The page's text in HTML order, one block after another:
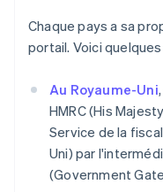
Chaque pays a sa
portail. Voici
Au Royaume-Uni
HMRC (His
Service de la
Uni) par
(Government